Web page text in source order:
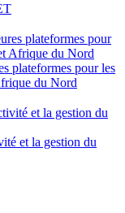
plateformes pour les
du Nord